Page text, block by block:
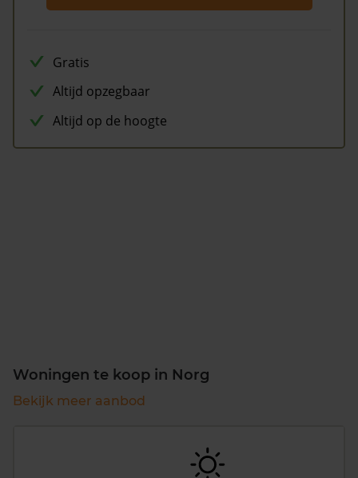
Gratis
Altijd opzegbaar
Altijd op de hoogte
Woningen te koop in Norg
Bekijk meer aanbod